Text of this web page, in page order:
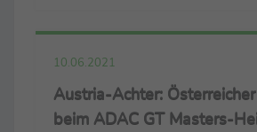
10.06.2021
Austria-Achter:
beim ADAC GT Masters-